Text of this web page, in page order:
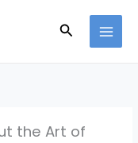
Arama
the Art of